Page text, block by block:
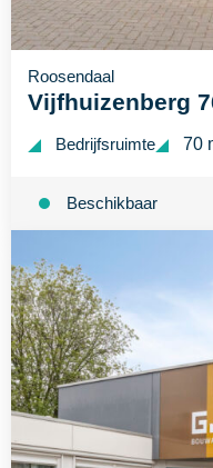
Roosendaal
Vijfhuizenberg
Bedrijfsruimte 70
Beschikbaar